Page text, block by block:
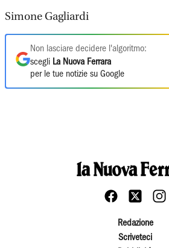
Simone Gagliardi
Non lasciare decidere l'algoritmo:
scegli La Nuova Ferrara
per le tue notizie su Google
Redazione
Scriveteci